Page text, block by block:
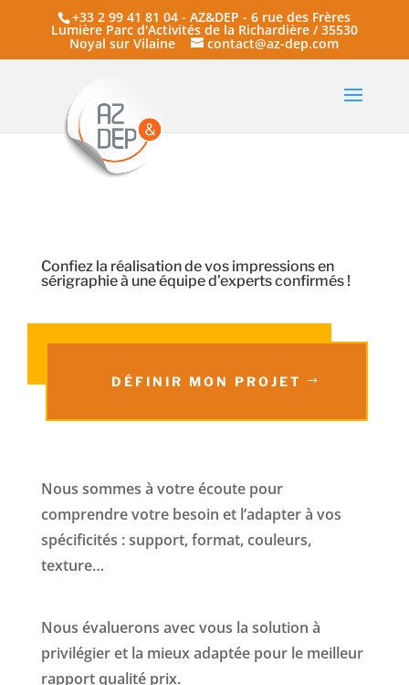
+33 2 99 41 81 04 - AZ&DEP - 6 rue des Frères
Lumière Parc d'Activités de la Richardière / 35530
Noyal sur Vilaine contact@az-dep.com
Confiez la réalisation de vos impressions en
sérigraphie à une équipe d’experts confirmés !
DÉFINIR MON PROJET
Nous sommes à votre écoute pour
comprendre votre besoin et l’adapter à vos
spécificités : support, format, couleurs,
texture…
Nous évaluerons avec vous la solution à
privilégier et la mieux adaptée pour le meilleur
rapport qualité prix.